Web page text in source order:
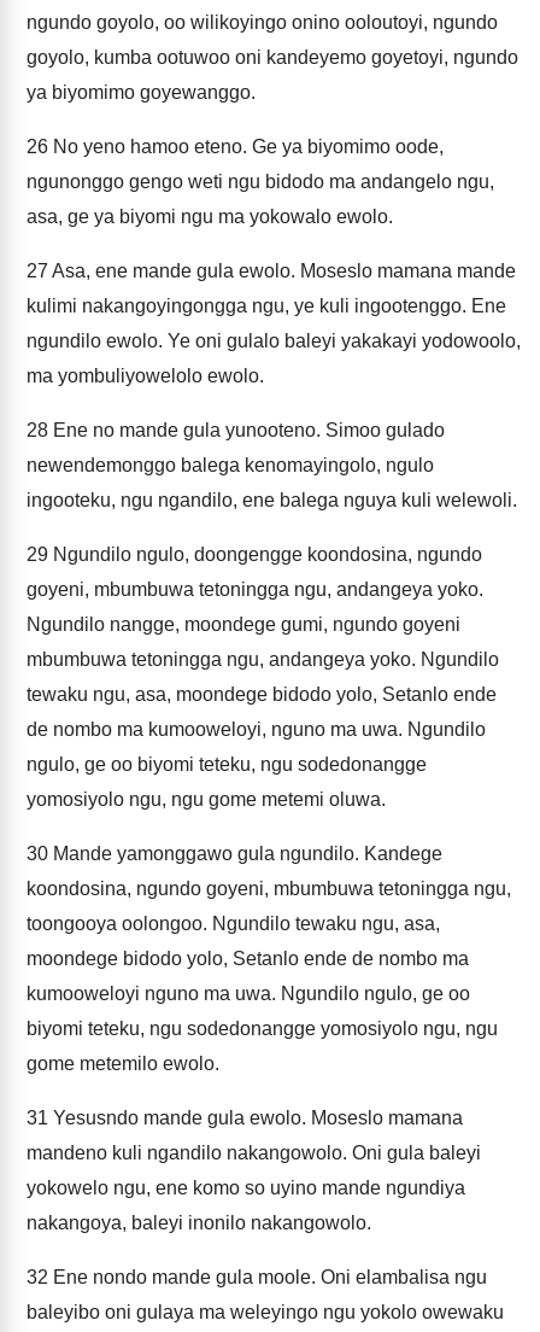
ngundo goyolo, oo wilikoyingo onino ooloutoyi, ngundo
goyolo, kumba ootuwoo oni kandeyemo goyetoyi, ngundo
ya biyomimo goyewanggo.
26 No yeno hamoo eteno. Ge ya biyomimo oode,
ngunonggo gengo weti ngu bidodo ma andangelo ngu,
asa, ge ya biyomi ngu ma yokowalo ewolo.
27 Asa, ene mande gula ewolo. Moseslo mamana mande
kulimi nakangoyingongga ngu, ye kuli ingootenggo. Ene
ngundilo ewolo. Ye oni gulalo baleyi yakakayi yodowoolo,
ma yombuliyowelolo ewolo.
28 Ene no mande gula yunooteno. Simoo gulado
newendemonggo balega kenomayingolo, ngulo
ingooteku, ngu ngandilo, ene balega nguya kuli welewoli.
29 Ngundilo ngulo, doongengge koondosina, ngundo
goyeni, mbumbuwa tetoningga ngu, andangeya yoko.
Ngundilo nangge, moondege gumi, ngundo goyeni
mbumbuwa tetoningga ngu, andangeya yoko. Ngundilo
tewaku ngu, asa, moondege bidodo yolo, Setanlo ende
de nombo ma kumooweloyi, nguno ma uwa. Ngundilo
ngulo, ge oo biyomi teteku, ngu sodedonangge
yomosiyolo ngu, ngu gome metemi oluwa.
30 Mande yamonggawo gula ngundilo. Kandege
koondosina, ngundo goyeni, mbumbuwa tetoningga ngu,
toongooya oolongoo. Ngundilo tewaku ngu, asa,
moondege bidodo yolo, Setanlo ende de nombo ma
kumooweloyi nguno ma uwa. Ngundilo ngulo, ge oo
biyomi teteku, ngu sodedonangge yomosiyolo ngu, ngu
gome metemilo ewolo.
31 Yesusndo mande gula ewolo. Moseslo mamana
mandeno kuli ngandilo nakangowolo. Oni gula baleyi
yokowelo ngu, ene komo so uyino mande ngundiya
nakangoya, baleyi inonilo nakangowolo.
32 Ene nondo mande gula moole. Oni elambalisa ngu
baleyibo oni gulaya ma weleyingo ngu yokolo owewaku